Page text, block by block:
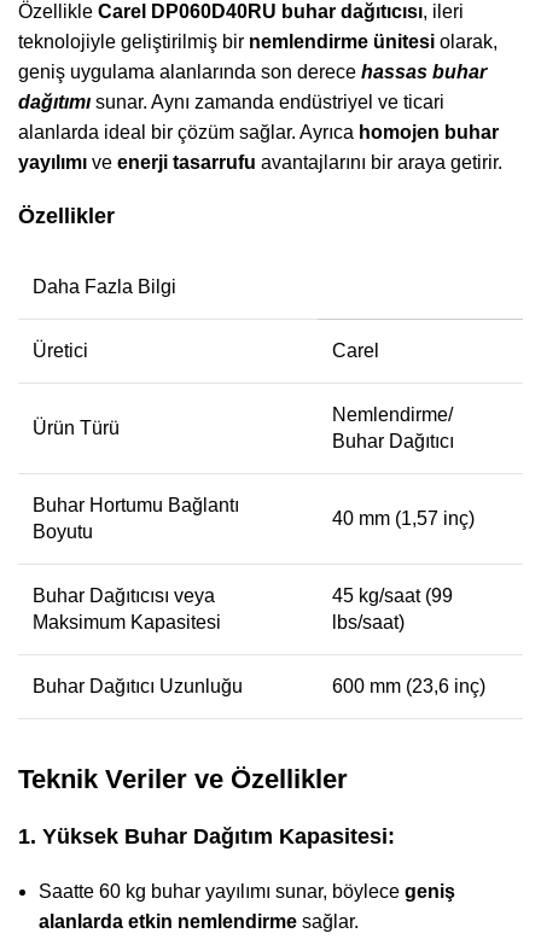
Özellikle Carel DP060D40RU buhar dağıtıcısı, ileri
teknolojiyle geliştirilmiş bir nemlendirme ünitesi olarak,
geniş uygulama alanlarında son derece hassas buhar
dağıtımı sunar. Aynı zamanda endüstriyel ve ticari
alanlarda ideal bir çözüm sağlar. Ayrıca homojen buhar
yayılımı ve enerji tasarrufu avantajlarını bir araya getirir.
Özellikler
Daha Fazla Bilgi
Üretici Carel
Ürün Türü
Nemlendirme/
Buhar Dağıtıcı
Buhar Hortumu Bağlantı
Boyutu
40 mm (1,57 inç)
Buhar Dağıtıcısı veya
Maksimum Kapasitesi
45 kg/saat (99
lbs/saat)
Buhar Dağıtıcı Uzunluğu 600 mm (23,6 inç)
Teknik Veriler ve Özellikler
1. Yüksek Buhar Dağıtım Kapasitesi:
Saatte 60 kg buhar yayılımı sunar, böylece geniş
alanlarda etkin nemlendirme sağlar.